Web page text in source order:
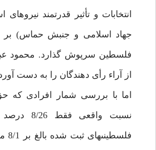
انتخابات و تأثير قدرتمند
جهاد اسلامى و جنبش حماس) بر
از آراء رأى دهندگان را به دست
اما با بررسى شمار افرادى كه
نسبت واقعى